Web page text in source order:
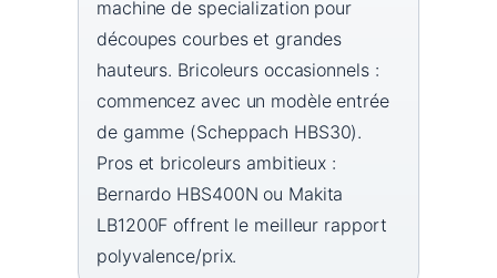
machine de specialization pour
découpes courbes et grandes
hauteurs. Bricoleurs occasionnels :
commencez avec un modèle entrée
de gamme (Scheppach HBS30).
Pros et bricoleurs ambitieux :
Bernardo HBS400N ou Makita
LB1200F offrent le meilleur rapport
polyvalence/prix.